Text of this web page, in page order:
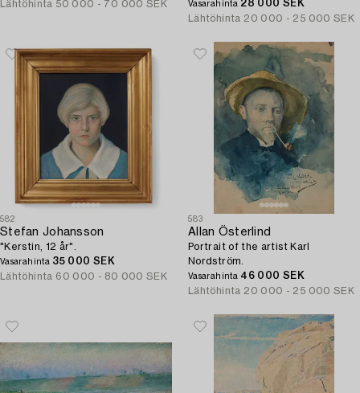
Lähtöhinta 50 000 - 70 000 SEK Vasarahinta 28 000 SEK
Lähtöhinta 20 000 - 25 000 SEK
582
Stefan Johansson
"Kerstin, 12 år".
Vasarahinta 35 000 SEK
Lähtöhinta 60 000 - 80 000 SEK
583
Allan Österlind
Portrait of the artist Karl
Nordström.
Vasarahinta 46 000 SEK
Lähtöhinta 20 000 - 25 000 SEK